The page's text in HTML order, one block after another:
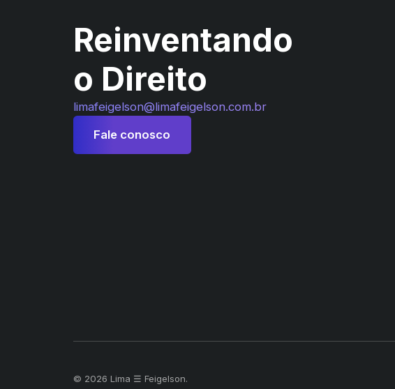
Reinventando
o Direito
limafeigelson@limafeigelson.com.br
Fale conosco
© 2026 Lima ☰ Feigelson.